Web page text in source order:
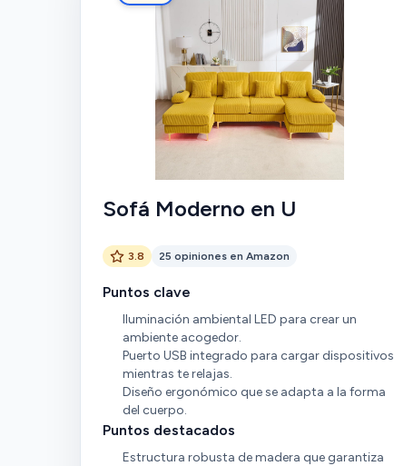
Sofá Moderno en U
3.8 25 opiniones en Amazon
Puntos clave
Iluminación ambiental LED para crear un
ambiente acogedor.
Puerto USB integrado para cargar dispositivos
mientras te relajas.
Diseño ergonómico que se adapta a la forma
del cuerpo.
Puntos destacados
Estructura robusta de madera que garantiza